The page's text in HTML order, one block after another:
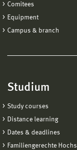
Comitees
Equipment
Campus & branch
Studium
Study courses
Distance learning
Dates & deadlines
Familiengerechte